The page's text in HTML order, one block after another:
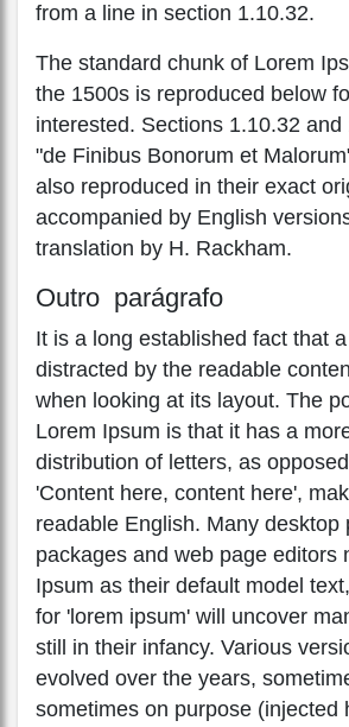
from a line in section 1.10.32.
The standard chunk of Lorem
the 1500s is reproduced below
interested. Sections 1.10.32 and
"de Finibus Bonorum et
also reproduced in their exact
accompanied by English
translation by H. Rackham.
Outro parágrafo
It is a long established fact that
distracted by the readable
when looking at its layout. The
Lorem Ipsum is that it has a
distribution of letters, as
'Content here, content here',
readable English. Many desktop
packages and web page editors
Ipsum as their default model
for 'lorem ipsum' will uncover
still in their infancy. Various
evolved over the years,
sometimes on purpose (injected